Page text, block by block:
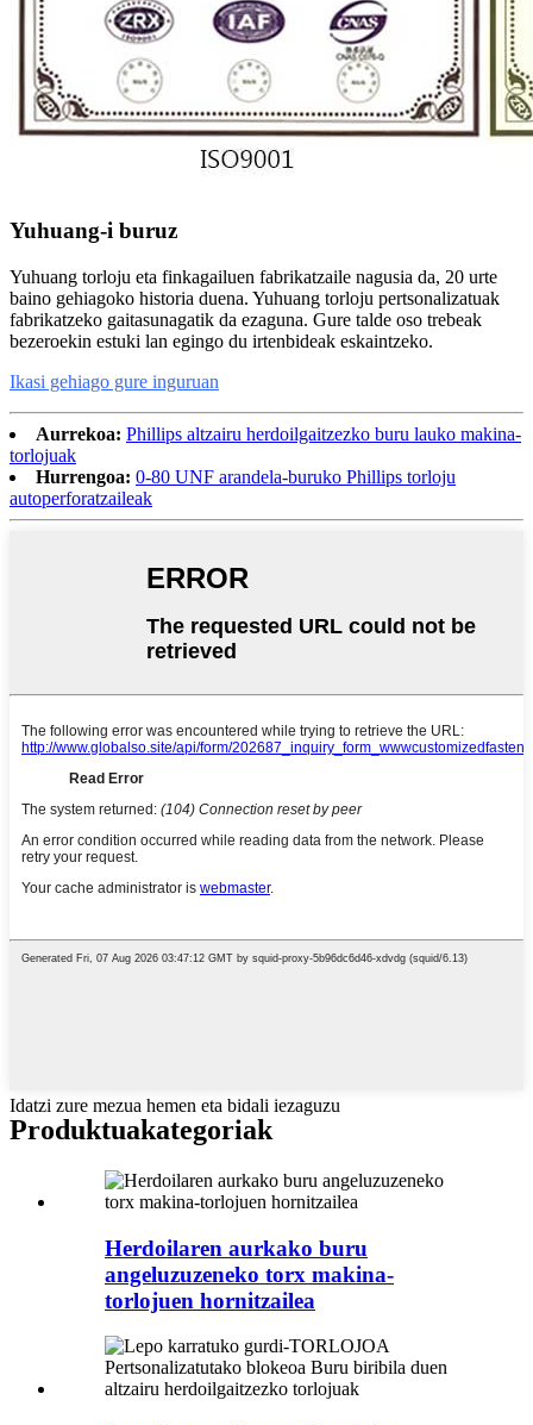
Yuhuang-i buruz
Yuhuang torloju eta finkagailuen fabrikatzaile nagusia da, 20 urte
baino gehiagoko historia duena. Yuhuang torloju pertsonalizatuak
fabrikatzeko gaitasunagatik da ezaguna. Gure talde oso trebeak
bezeroekin estuki lan egingo du irtenbideak eskaintzeko.
Ikasi gehiago gure inguruan
Aurrekoa: Phillips altzairu herdoilgaitzezko buru lauko makina-
torlojuak
Hurrengoa: 0-80 UNF arandela-buruko Phillips torloju
autoperforatzaileak
Idatzi zure mezua hemen eta bidali iezaguzu
Produktuakategoriak
Herdoilaren aurkako buru
angeluzuzeneko torx makina-
torlojuen hornitzailea